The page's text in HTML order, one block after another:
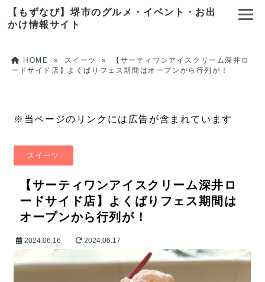
【もずなび】堺市のグルメ・イベント・お出
かけ情報サイト
HOME » スイーツ »
【サーティワンアイスクリーム深井ロ
ードサイド店】よくばりフェス期間はオープンから行列が！
※当ページのリンクには広告が含まれています
スイーツ
【サーティワンアイスクリーム深井ロ
ードサイド店】よくばりフェス期間は
オープンから行列が！
2024.06.16 2024.06.17